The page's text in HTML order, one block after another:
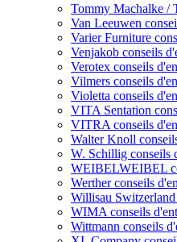
Tommy Machalke /
Van Leeuwen
Varier Furniture
Venjakob conseils
Verotex conseils
Vilmers conseils
Violetta conseils
VITA Sentation
VITRA conseils
Walter Knoll
W. Schillig conseils
WEIBELWEIBEL
Werther conseils
Willisau
WIMA conseils
Wittmann conseils